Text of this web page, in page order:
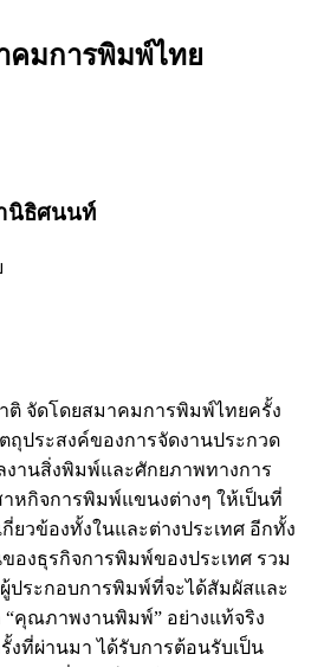
คมการพิมพ์ไทย
นิธิศนนท์
ติ จัดโดยสมาคมการพิมพ์ไทยครั้ง
ถุประสงค์ของการจัดงานประกวด
งานสิ่งพิมพ์และศักยภาพทางการ
หกิจการพิมพ์แขนงต่างๆ ให้เป็นที่
ยวข้องทั้งในและต่างประเทศ อีกทั้ง
องธุรกิจการพิมพ์ของประเทศ รวม
ประกอบการพิมพ์ที่จะได้สัมผัสและ
“คุณภาพงานพิมพ์” อย่างแท้จริง
งที่ผ่านมา ได้รับการต้อนรับเป็น